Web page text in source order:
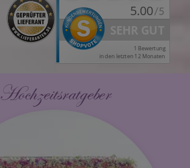
Hochzeitsratgeber